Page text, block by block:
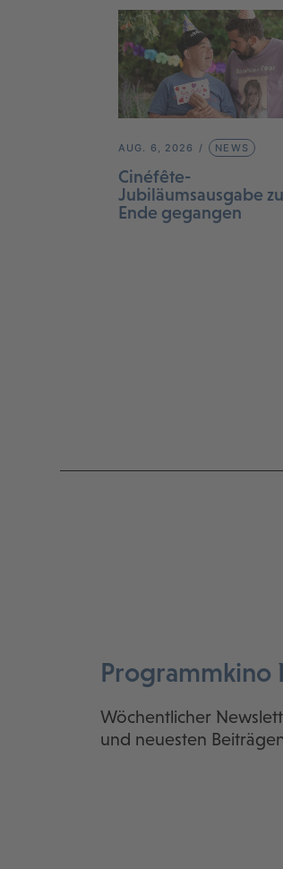
AUG. 6, 2026 NEWS
Cinéfête-
Jubiläumsausgabe zu
Ende gegangen
Programmkino
Wöchentlicher
und neuesten